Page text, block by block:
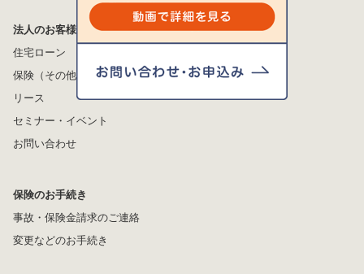
動画で詳細を見る
法人のお客様
住宅ローン
保険（その他の法人のお客様）
リース
セミナー・イベント
お問い合わせ
保険のお手続き
事故・保険金請求のご連絡
変更などのお手続き